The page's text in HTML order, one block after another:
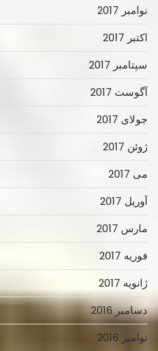
نوامبر 2017
اکتبر 2017
سپتامبر 2017
آگوست 2017
جولای 2017
ژوئن 2017
می 2017
آوریل 2017
مارس 2017
فوریه 2017
ژانویه 2017
دسامبر 2016
نوامبر 2016